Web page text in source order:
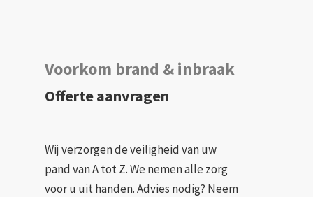
Voorkom brand & inbraak
Offerte aanvragen
Wij verzorgen de veiligheid van uw
pand van A tot Z. We nemen alle zorg
voor u uit handen. Advies nodig? Neem